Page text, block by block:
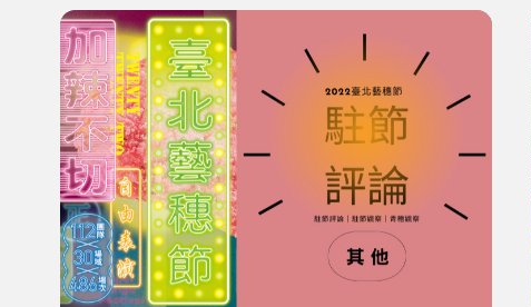
熊世翔《關渡法師的前世今生》｜2022臺北藝穗節（駐
節評論：楊智翔）